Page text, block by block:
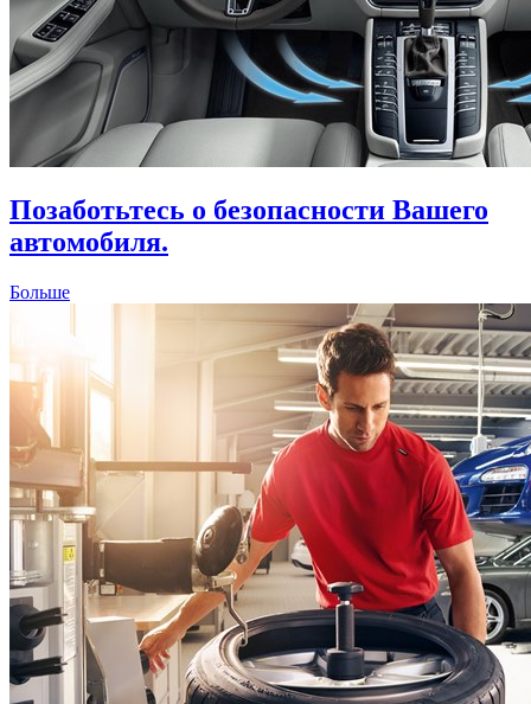
Позаботьтесь о безопасности Вашего
автомобиля.
Больше